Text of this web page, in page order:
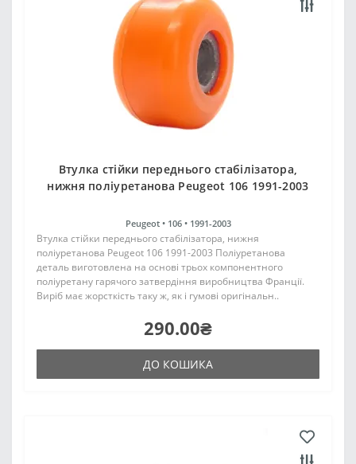
Втулка стійки переднього стабілізатора,
нижня поліуретанова Peugeot 106 1991-2003
Peugeot • 106 • 1991-2003
Втулка стійки переднього стабілізатора, нижня
поліуретанова Peugeot 106 1991-2003 Поліуретанова
деталь виготовлена на основі трьох компонентного
поліуретану гарячого затвердіння виробництва Франції.
Виріб має жорсткість таку ж, як і гумові оригінальн..
290.00₴
ДО КОШИКА